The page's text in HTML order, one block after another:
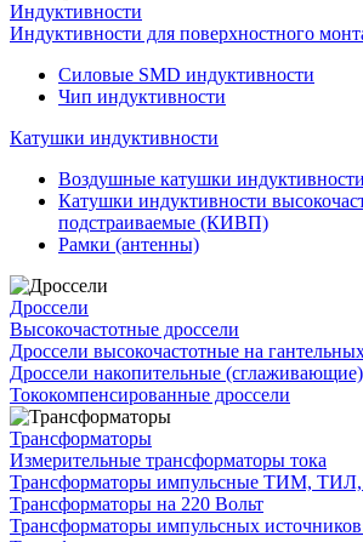
Индуктивности
Индуктивности для поверхностного
Силовые SMD индуктивности
Чип индуктивности
Катушки индуктивности
Воздушные катушки индуктивности
Катушки индуктивности
подстраиваемые (КИВП)
Рамки (антенны)
Дроссели
Высокочастотные дроссели
Дроссели высокочастотные на
Дроссели накопительные (сглаживающие)
Тококомпенсированные дроссели
Трансформаторы
Измерительные трансформаторы тока
Трансформаторы импульсные ТИМ,
Трансформаторы на 220 Вольт
Трансформаторы импульсных